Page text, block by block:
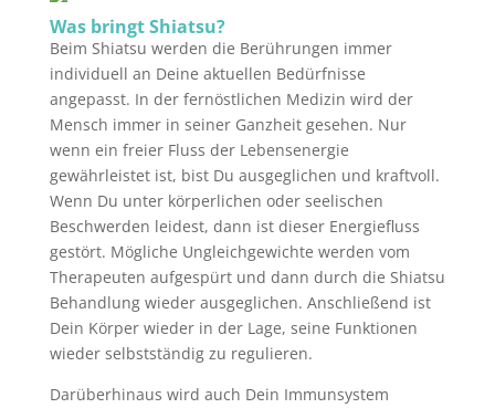
Was bringt Shiatsu?
Beim Shiatsu werden die Berührungen immer
individuell an Deine aktuellen Bedürfnisse
angepasst. In der fernöstlichen Medizin wird der
Mensch immer in seiner Ganzheit gesehen. Nur
wenn ein freier Fluss der Lebensenergie
gewährleistet ist, bist Du ausgeglichen und kraftvoll.
Wenn Du unter körperlichen oder seelischen
Beschwerden leidest, dann ist dieser Energiefluss
gestört. Mögliche Ungleichgewichte werden vom
Therapeuten aufgespürt und dann durch die Shiatsu
Behandlung wieder ausgeglichen. Anschließend ist
Dein Körper wieder in der Lage, seine Funktionen
wieder selbstständig zu regulieren.
Darüberhinaus wird auch Dein Immunsystem